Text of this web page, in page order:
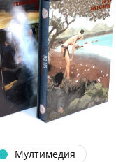
Мултимедия